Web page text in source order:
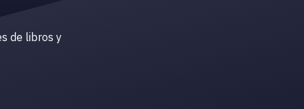
de libros y